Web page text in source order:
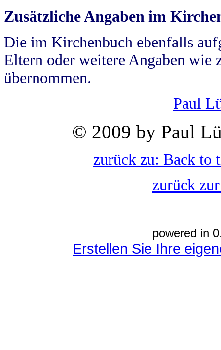
Zusätzliche Angaben im
Die im Kirchenbuch ebenfalls
Eltern oder weitere Angaben wie
übernommen.
Paul
© 2009 by Paul
zurück zu: Back to
zurück
powered in
Erstellen Sie Ihre